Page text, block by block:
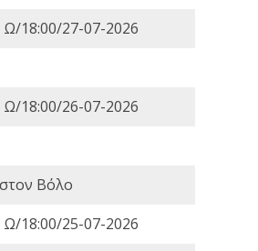
Ω/18:00/27-07-2026
Ω/18:00/26-07-2026
Βόλο
Ω/18:00/25-07-2026